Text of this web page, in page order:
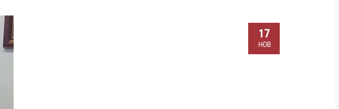
17
НОВ